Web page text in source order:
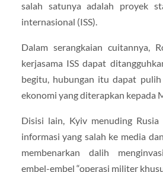
salah satunya adalah proyek
internasional (ISS).
Dalam serangkaian cuitannya,
kerjasama ISS dapat
begitu, hubungan itu dapat
ekonomi yang diterapkan kepada
Disisi lain, Kyiv menuding Rusia
informasi yang salah ke media
membenarkan dalih
embel-embel “operasi militer